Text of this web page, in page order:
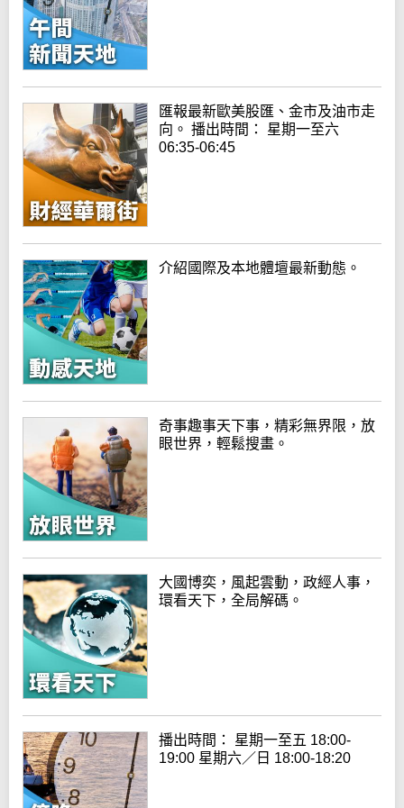
匯報最新歐美股匯、金市及油市走
向。 播出時間： 星期一至六
06:35-06:45
介紹國際及本地體壇最新動態。
奇事趣事天下事，精彩無界限，放
眼世界，輕鬆搜畫。
大國博奕，風起雲動，政經人事，
環看天下，全局解碼。
播出時間： 星期一至五 18:00-
19:00 星期六／日 18:00-18:20